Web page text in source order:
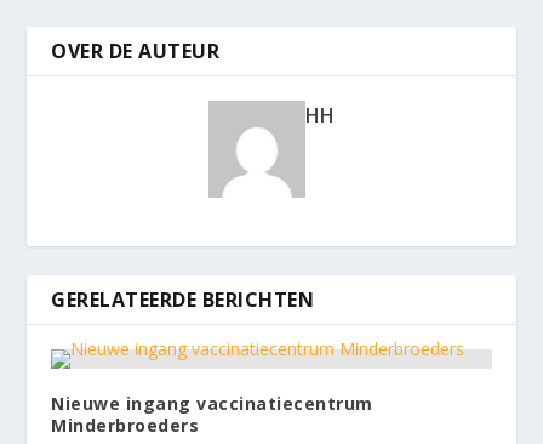
OVER DE AUTEUR
HH
GERELATEERDE BERICHTEN
Nieuwe ingang vaccinatiecentrum
Minderbroeders